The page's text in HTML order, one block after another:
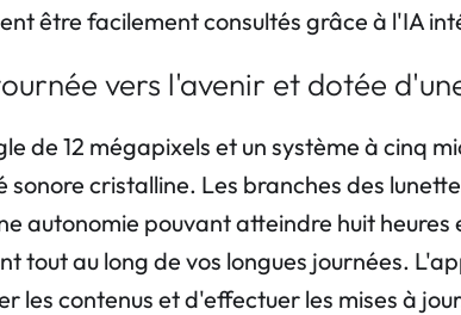
être facilement consultés grâce à l'IA
vers l'avenir et dotée
de 12 mégapixels et un système à cinq
sonore cristalline. Les branches des
autonomie pouvant atteindre huit
tout au long de vos longues journées.
les contenus et d'effectuer les mises à